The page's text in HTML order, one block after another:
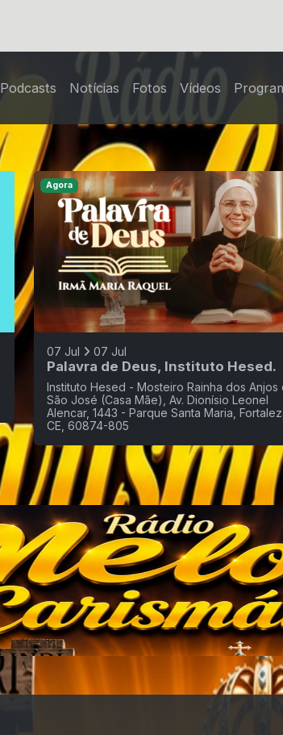
Podcasts Notícias Fotos Vídeos
07 Jul 07 Jul
Palavra de Deus, Instituto Hesed.
Instituto Hesed - Mosteiro Rainha dos Anjos
São José (Casa Mãe), Av. Dionísio Leonel
Alencar, 1443 - Parque Santa Maria,
CE, 60874-805
Agora